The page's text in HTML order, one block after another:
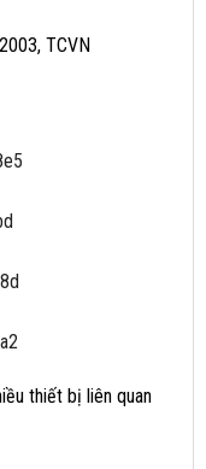
TCVN
thiết bị liên quan